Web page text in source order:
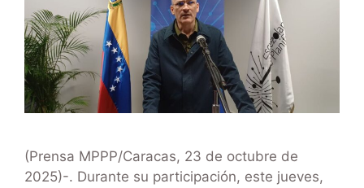
(Prensa MPPP/Caracas, 23 de octubre de
2025)-. Durante su participación, este jueves,